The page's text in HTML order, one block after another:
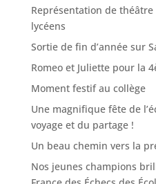
Représentation de
lycéens
Sortie de fin d’année sur
Romeo et Juliette pour la
Moment festif au collège
Une magnifique fête de
voyage et du partage !
Un beau chemin vers la
Nos jeunes champions